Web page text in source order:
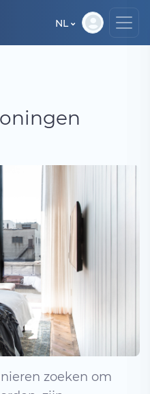
NL
zoeken om